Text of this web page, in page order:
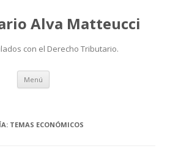
Alva Matteucci
con el Derecho Tributario.
Menú Ir
contenido
TEMAS ECONÓMICOS